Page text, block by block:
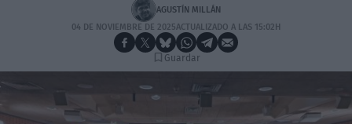
AGUSTÍN MILLÁN
04 DE NOVIEMBRE DE 2025ACTUALIZADO A LAS 15:02H
Guardar